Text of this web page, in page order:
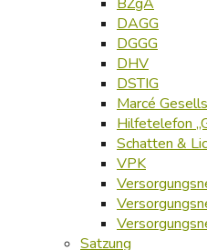
DAGG
DGGG
DHV
DSTIG
Marcé
Hilfetelefon
Schatten &
VPK
Satzung